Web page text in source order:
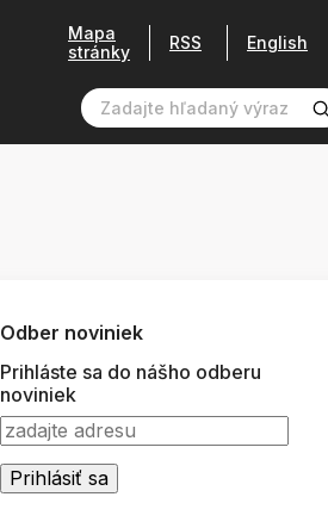
Mapa
stránky
RSS English
Odber noviniek
Prihláste sa do nášho odberu
noviniek